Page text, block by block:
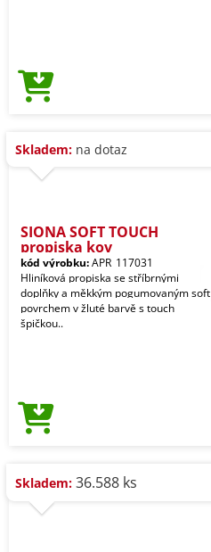
Skladem: na dotaz
SIONA SOFT TOUCH
propiska kov
kód výrobku:APR_117031
Hliníková propiska se stříbrnými
doplňky a měkkým pogumovaným soft
povrchem v žluté barvě s touch
špičkou..
Skladem: 36.588 ks